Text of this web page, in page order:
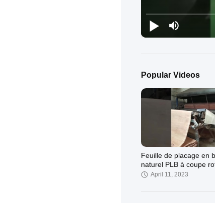
Popular Videos
Feuille de placage en
naturel PLB à coupe
April 11, 2023